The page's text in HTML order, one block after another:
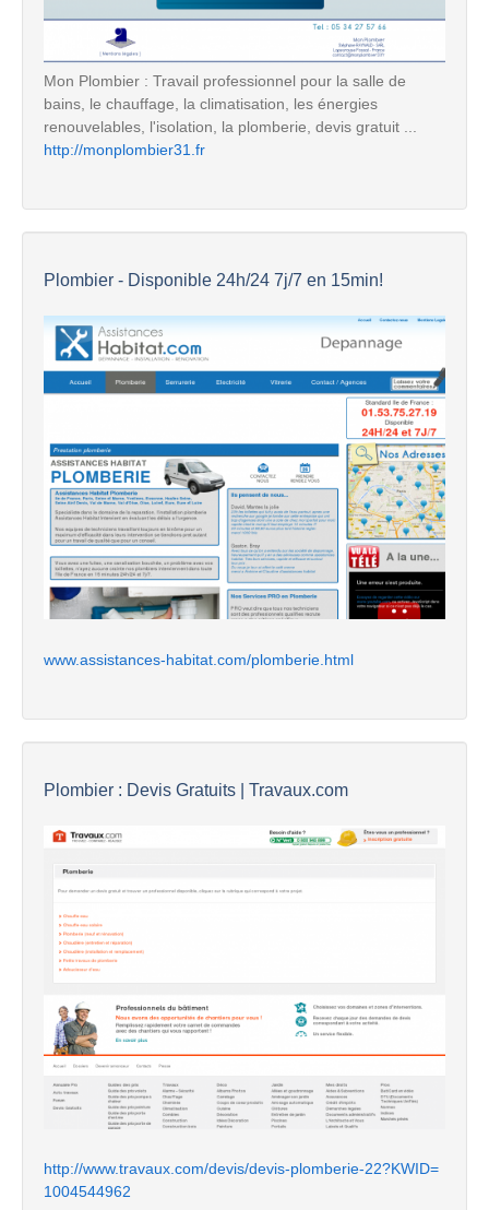
Mon Plombier : Travail professionnel pour la salle de
bains, le chauffage, la climatisation, les énergies
renouvelables, l'isolation, la plomberie, devis gratuit ...
http://monplombier31.fr
Plombier - Disponible 24h/24 7j/7 en 15min!
www.assistances-habitat.com/plomberie.html
Plombier : Devis Gratuits | Travaux.com
http://www.travaux.com/devis/devis-plomberie-22?KWID=
1004544962